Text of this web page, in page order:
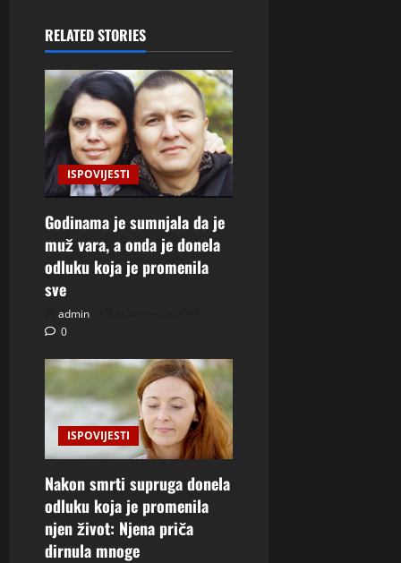
RELATED STORIES
ISPOVIJESTI
Godinama je sumnjala da je
muž vara, a onda je donela
odluku koja je promenila
sve
admin
0
ISPOVIJESTI
Nakon smrti supruga donela
odluku koja je promenila
njen život: Njena priča
dirnula mnoge